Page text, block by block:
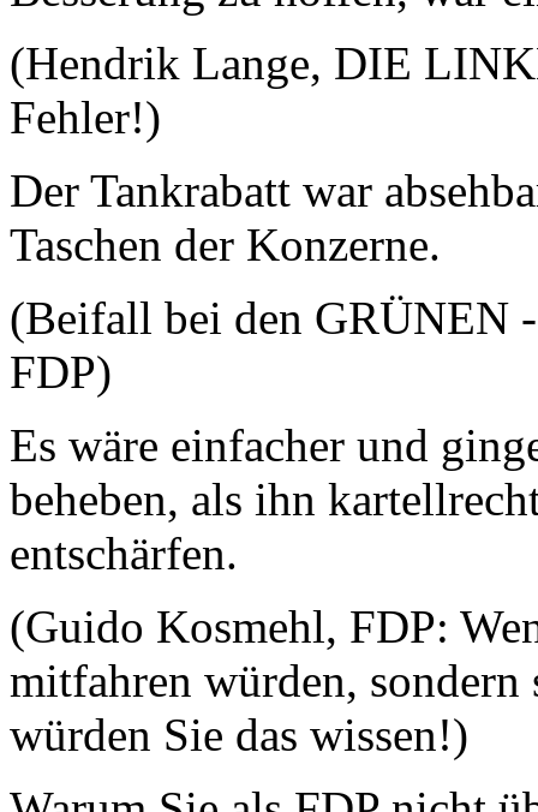
(Hendrik Lange, DIE
Fehler!)
Der Tankrabatt war
Taschen der Konzerne.
(Beifall bei den GRÜNEN
FDP)
Es wäre einfacher und
beheben, als ihn
entschärfen.
(Guido Kosmehl, FDP:
mitfahren würden, sondern
würden Sie das wissen!)